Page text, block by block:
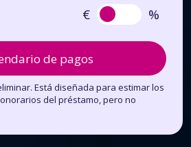
€ %
de pagos
Está diseñada para estimar los
del préstamo, pero no